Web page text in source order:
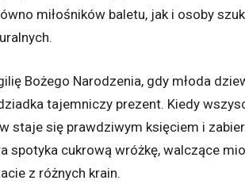
miłośników baletu, jak i osoby
Bożego Narodzenia, gdy młoda
tajemniczy prezent. Kiedy
staje się prawdziwym księciem i
spotyka cukrową wróżkę, walczące
z różnych krain.